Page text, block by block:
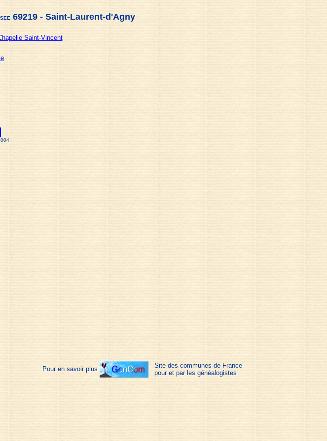
69219 - Saint-Laurent-d'Agny
Saint-Vincent
Pour en savoir plus
Site des communes de France
pour et par les généalogistes